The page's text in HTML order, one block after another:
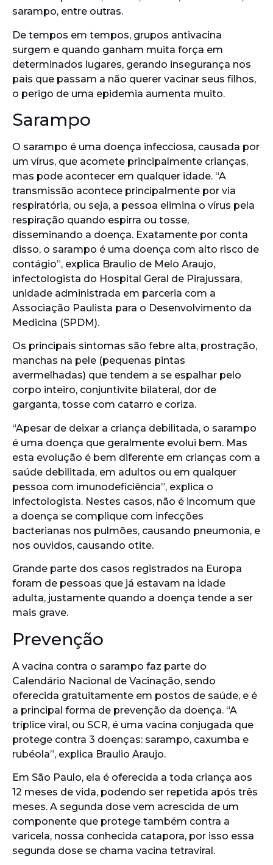
sarampo, entre outras.
De tempos em tempos, grupos antivacina
surgem e quando ganham muita força em
determinados lugares, gerando insegurança nos
pais que passam a não querer vacinar seus filhos,
o perigo de uma epidemia aumenta muito.
Sarampo
O sarampo é uma doença infecciosa, causada por
um vírus, que acomete principalmente crianças,
mas pode acontecer em qualquer idade. “A
transmissão acontece principalmente por via
respiratória, ou seja, a pessoa elimina o vírus pela
respiração quando espirra ou tosse,
disseminando a doença. Exatamente por conta
disso, o sarampo é uma doença com alto risco de
contágio”, explica Braulio de Melo Araujo,
infectologista do Hospital Geral de Pirajussara,
unidade administrada em parceria com a
Associação Paulista para o Desenvolvimento da
Medicina (SPDM).
Os principais sintomas são febre alta, prostração,
manchas na pele (pequenas pintas
avermelhadas) que tendem a se espalhar pelo
corpo inteiro, conjuntivite bilateral, dor de
garganta, tosse com catarro e coriza.
“Apesar de deixar a criança debilitada, o sarampo
é uma doença que geralmente evolui bem. Mas
esta evolução é bem diferente em crianças com a
saúde debilitada, em adultos ou em qualquer
pessoa com imunodeficiência”, explica o
infectologista. Nestes casos, não é incomum que
a doença se complique com infecções
bacterianas nos pulmões, causando pneumonia, e
nos ouvidos, causando otite.
Grande parte dos casos registrados na Europa
foram de pessoas que já estavam na idade
adulta, justamente quando a doença tende a ser
mais grave.
Prevenção
A vacina contra o sarampo faz parte do
Calendário Nacional de Vacinação, sendo
oferecida gratuitamente em postos de saúde, e é
a principal forma de prevenção da doença. “A
tríplice viral, ou SCR, é uma vacina conjugada que
protege contra 3 doenças: sarampo, caxumba e
rubéola”, explica Braulio Araujo.
Em São Paulo, ela é oferecida a toda criança aos
12 meses de vida, podendo ser repetida após três
meses. A segunda dose vem acrescida de um
componente que protege também contra a
varicela, nossa conhecida catapora, por isso essa
segunda dose se chama vacina tetraviral.